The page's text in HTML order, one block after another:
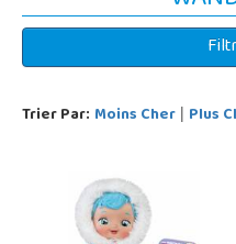
Trier Par: Moins Cher | Plus